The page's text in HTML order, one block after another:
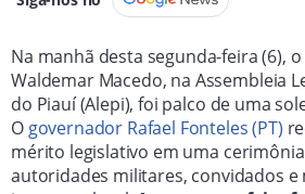
Na manhã desta segunda-feira (6),
Waldemar Macedo, na Assembleia
do Piauí (Alepi), foi palco de uma
Ogovernador Rafael Fonteles (PT)
mérito legislativo em uma
autoridades militares, convidados e